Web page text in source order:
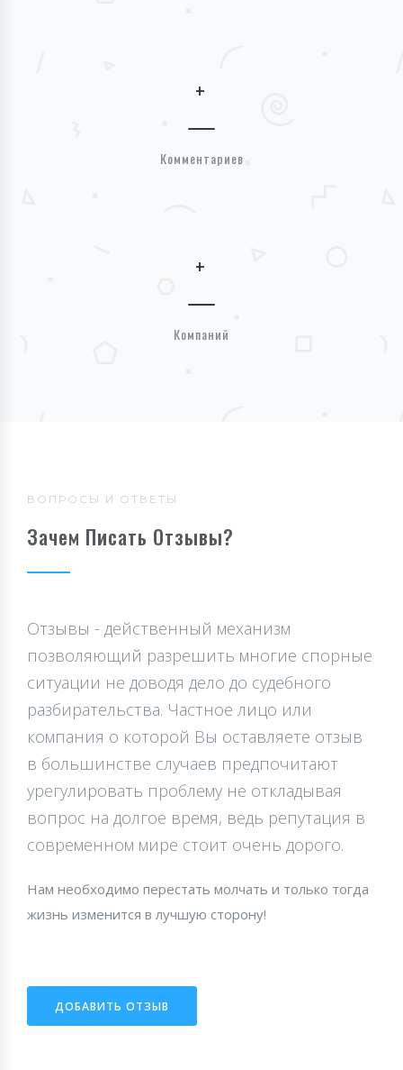
+
Комментариев
+
Компаний
ВОПРОСЫ И ОТВЕТЫ
Зачем Писать Отзывы?
Отзывы - действенный механизм
позволяющий разрешить многие спорные
ситуации не доводя дело до судебного
разбирательства. Частное лицо или
компания о которой Вы оставляете отзыв
в большинстве случаев предпочитают
урегулировать проблему не откладывая
вопрос на долгое время, ведь репутация в
современном мире стоит очень дорого.
Нам необходимо перестать молчать и только тогда
жизнь изменится в лучшую сторону!
ДОБАВИТЬ ОТЗЫВ